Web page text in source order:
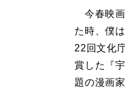
今春映画
た時、僕
22回文化
賞した『
題の漫画